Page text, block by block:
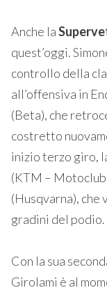
Anche la
quest’oggi.
controllo della
all’offensiva in
(Beta), che
costretto
inizio terzo giro,
(KTM – Motoclub
(Husqvarna), che
gradini del podio.
Con la sua
Girolami è al